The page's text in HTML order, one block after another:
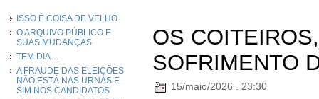
ISSO É COISA DE VELHO
O ARQUIVO PÚBLICO E
SUAS MUDANÇAS
TEM DIA…
A FRAUDE DAS ELEIÇÕES
NÃO ESTÁ NAS URNAS E
SIM NOS CANDIDATOS
OS
SOFRIMENTO
15/maio/2026 . 23:30